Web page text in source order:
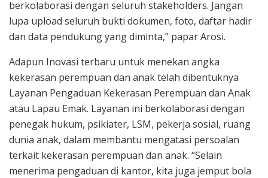
berkolaborasi dengan seluruh stakeholders. Jangan
lupa upload seluruh bukti dokumen, foto, daftar hadir
dan data pendukung yang diminta,” papar Arosi.
Adapun Inovasi terbaru untuk menekan angka
kekerasan perempuan dan anak telah dibentuknya
Layanan Pengaduan Kekerasan Perempuan dan Anak
atau Lapau Emak. Layanan ini berkolaborasi dengan
penegak hukum, psikiater, LSM, pekerja sosial, ruang
dunia anak, dalam membantu mengatasi persoalan
terkait kekerasan perempuan dan anak. “Selain
menerima pengaduan di kantor, kita juga jemput bola